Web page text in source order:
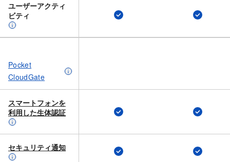
ユーザーアクティ
ビティ
Pocket
CloudGate
スマートフォンを​
利用した​生体認証
セキュリティ通知